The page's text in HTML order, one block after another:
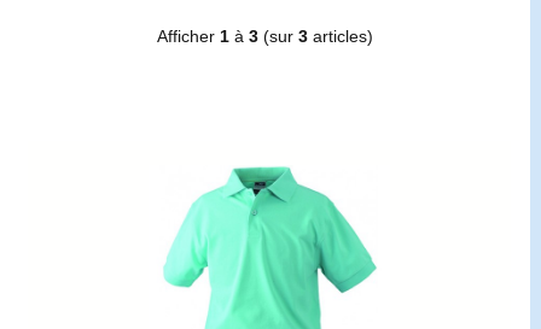
Afficher 1 à3 (sur3 articles)